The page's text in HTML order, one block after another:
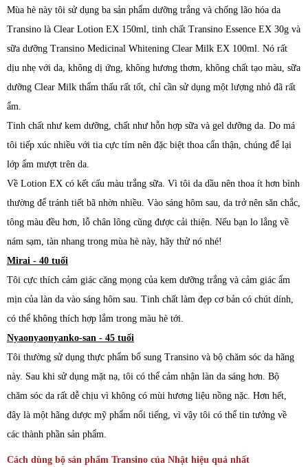
Mùa hè này tôi sử dụng ba sản phẩm dưỡng trắng và chống lão hóa da
Transino là Clear Lotion EX 150ml, tinh chất Transino Essence EX 30g và
sữa dưỡng Transino Medicinal Whitening Clear Milk EX 100ml. Nó rất
dịu nhẹ với da, không dị ứng, không hương thơm, không chất tạo màu, sữa
dưỡng Clear Milk thẩm thấu rất tốt, chỉ cần sử dụng một lượng nhỏ đã rất
ẩm.
Tinh chất như kem dưỡng, chất như hỗn hợp sữa và gel dưỡng da. Do má
tôi tiếp xúc nhiều với tia cực tím nên đặc biệt thoa cẩn thận, chúng để lại
lớp ẩm mượt trên da.
Về Lotion EX có kết cấu màu trắng sữa. Vì tôi da dầu nên thoa ít hơn bình
thường để tránh tiết bã nhờn nhiều. Vào sáng hôm sau, da trở nên săn chắc,
tông màu đều hơn, lỗ chân lông cũng được cải thiện. Nếu bạn lo lắng về
nám sạm, tàn nhang trong mùa hè này, hãy thử nó nhé!
Mirai - 40 tuổi
Tôi cực thích cảm giác căng mọng của kem dưỡng trắng và cảm giác ẩm
mịn của làn da vào sáng hôm sau. Tinh chất làm đẹp cơ bản có chút dính,
có thể không thích hợp lắm trong màu hè tới.
Nyaonyaonyanko-san - 45 tuổi
Tôi thường sử dụng thực phẩm bổ sung Transino và bộ chăm sóc da hãng
này. Sau khi sử dụng mặt nạ, tôi có thể cảm nhận làn da sáng hơn. Bộ
chăm sóc da rất dễ chịu vì không có mùi hương liệu nồng nặc. Hơn hết,
đây là một hãng dược mỹ phẩm nổi tiếng, vì vậy tôi có thể tin tưởng về
các thành phần sản phẩm.
Cách dùng bộ sản phẩm Transino của Nhật hiệu quả nhất